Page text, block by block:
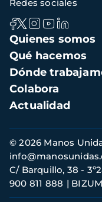
Navegación
principal
Quienes somos
Qué hacemos
Dónde
Colabora
Actualidad
Redes sociales
Información
de
contacto
© 2026 Manos
C/ Barquillo, 38 -
900 811 888